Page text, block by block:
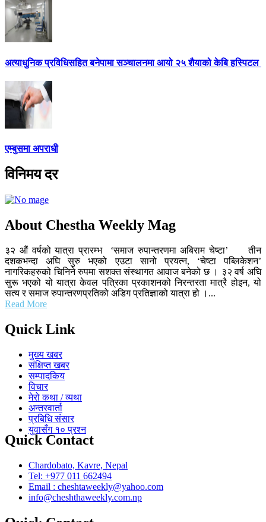
अत्याधुनिक प्रविधिसहित बनेपामा सञ्चालनमा आयो २५ शैयाको केबि हस्पिटल
एम्बुसमा अपराधी
विनिमय दर
About Chestha Weekly Mag
३२ औं वर्षको यात्रा प्रारम्भ ‘समाज रुपान्तरणमा अबिराम चेष्टा’ तीन
दशकभन्दा अघि सुरु भएको एउटा सानो प्रयत्न, ‘चेष्टा पब्लिकेशन’
नागरिकहरुको चिनिने रुपमा सशक्त संस्थागत आवाज बनेको छ । ३२ वर्ष अघि
सुरू भएको यो यात्रा केवल पत्रिका प्रकाशनको निरन्तरता मात्रै होइन, यो
सत्य र समाज रुपान्तरणप्रतिको अडिग प्रतिज्ञाको यात्रा हो ।...
Read More
Quick Link
मुख्य खबर
संक्षिप्त खबर
सम्पादकिय
विचार
मेरो कथा / व्यथा
अन्तरवार्ता
प्रबिधि संसार
युवासँग १० प्रश्न
Quick Contact
Chardobato, Kavre, Nepal
Tel: +977 011 662494
Email : cheshtaweekly@yahoo.com
info@cheshthaweekly.com.np